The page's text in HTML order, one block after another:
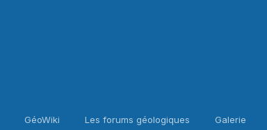
GéoWiki Les forums géologiques Galerie